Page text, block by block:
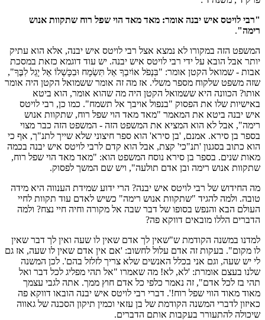
"רבי לויטס איש יבנה אומר: מאד מאד הוי שפל רוח שתקוות אנוש
רימה".
המשפט הזה במקורו לא נמצא אצל רבי לויטס איש יבנה, אלא הוא עתיק
יותר אבל הובא על ידי רבי לויטס איש יבנה. יש עוד דוגמא כזאת במסכת
אבות - שמואל הקטן אומר: "בִּנְפֹל אוֹיִבְךָ אַל תִּשְׂמָח וּבִכָּשְׁלוֹ אַל יָגֵל לִבֶּךָ",
שזה משפט שלקוח מספר משלי. אז מה זה אומר ששמואל הקטן היה אומר
אותו? הכוונה היא ששמואל הקטן היה מה שהוא אומר, הוא ביטא
באישיות שלו את הפסוק "בנפול אויבך אל תשמח". כמו כן, רבי לויטס
איש יבנה ביטא את המאמר "מאד מאד הוי שפל רוח, שתקוות אנוש
רימה", אבל לא הוא המציא את המשפט הזה - המשפט הזה כבר מצוי
בספר בן סירא. אמנם, 'בן סירא' הוא ספר חיצוני שלא שייך לתנ"ך, אף כי
הוא כתוב בסגנון 'תנ"כי' קצת, אבל הוא קדם לרבי לויטס איש יבנה בכמה
מאות שנים. בספר בן סירא נוסח המשפט הוא: "מאד מאד הוי שפל רוח,
שתקוות אנוש רימה ובן אדם תולעה", ויש שם המשך לפסוק.
מה החידוש של רבי לויטס איש יבנה? הרי ידוע שמידת הענווה היא מידה
טובה. ולמה להגיד "שתקוות אנוש רימה" כשיש לאדם עוד תקוות לחיי
העולם הבא והנפש בסופו של דבר שבה אל מקורה וחיה חיי נצח? ולמה
הדברים הללו מובאים דווקא פה?
למדנו במשנה הקודמת ש"שאין לך אדם שאין לו שעה ואין לך דבר שאין
לו מקום". בעקות זה אדם עלול לחשוב: 'אם אין אדם שאין לו שעה, אז גם
לי יש שעה, וגם אני בכלל האנשים שלא צריך לזלזל בהם'. לכן המשנה
שלנו בעצם אומרת: 'לא, לא! מה שאמרו "אל תהי מפליג לכל דבר ואל
תהי בז לכל אדם", זה נאמר כלפי כל אדם חוץ ממך. אתה לגבי עצמך
מאוד מאוד הווי שפל רוח!'. דברי רבי לויטס איש יבנה הובאו דווקא פה
כאיזון לדברי המשנה הקודמת של בן עזאי וכמין תיקון הסכנה של גאווה
שיכולה להתעורר בעקבות אותם הדברים.